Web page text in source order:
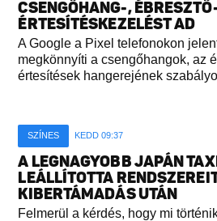
CSENGŐHANG-,
ÉRTESÍTÉSKEZELÉST AD
A Google a Pixel telefonokon
megkönnyíti a csengőhangok, az
értesítések hangerejének
SZÍNES KEDD 09:37
A LEGNAGYOBB JAPÁN
LEÁLLÍTOTTA
KIBERTÁMADÁS UTÁN
Felmerül a kérdés, hogy mi